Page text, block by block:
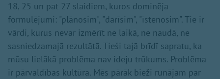
18, 25 un pat 27 slaidiem, kuros dominēja
formulējumi: "plānosim", "darīsim", "īstenosim". Tie ir
vārdi, kurus nevar izmērīt ne laikā, ne naudā, ne
sasniedzamajā rezultātā. Tieši tajā brīdī sapratu, ka
mūsu lielākā problēma nav ideju trūkums. Problēma
ir pārvaldības kultūra. Mēs pārāk bieži runājam par